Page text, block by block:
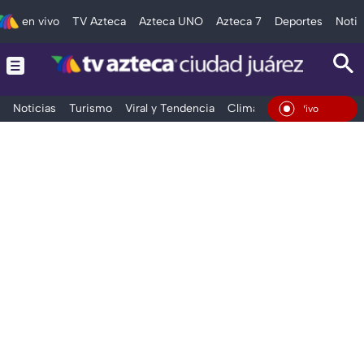
en vivo TV Azteca Azteca UNO Azteca 7 Deportes
Noticias Turismo Viral y Tendencia Clima Deportes
En Vivo